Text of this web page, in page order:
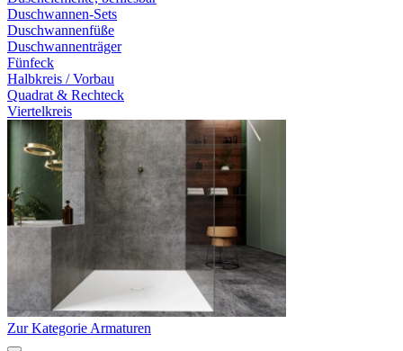
Duschwannen-Sets
Duschwannenfüße
Duschwannenträger
Fünfeck
Halbkreis / Vorbau
Quadrat & Rechteck
Viertelkreis
Zur Kategorie Armaturen